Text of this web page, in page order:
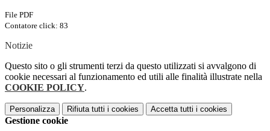
File PDF
Contatore click: 83
Notizie
Questo sito o gli strumenti terzi da questo utilizzati si avvalgono di
cookie necessari al funzionamento ed utili alle finalità illustrate nella
COOKIE POLICY.
Personalizza Rifiuta tutti i cookies Accetta tutti i cookies
Gestione cookie